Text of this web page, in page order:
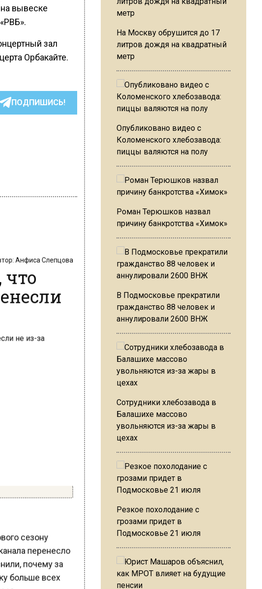
вывеске
зал
Орбакайте.
ПОДПИШИСЬ!
что
сезону
перенесло
На Москву обрушится до 17
литров дождя на квадратный
метр
Опубликовано видео с
Коломенского хлебозавода:
пиццы валяются на полу
Роман Терюшков назвал
причину банкротства «Химок»
В Подмосковье прекратили
гражданство 88 человек и
аннулировали 2600 ВНЖ
Сотрудники хлебозавода в
Балашихе массово
увольняются из-за жары в
цехах
Резкое похолодание с
грозами придет в
Подмосковье 21 июля